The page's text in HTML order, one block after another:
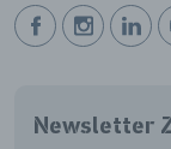
BEKIJK
PAGINA
BEKIJK
PAGINA
Newsletter